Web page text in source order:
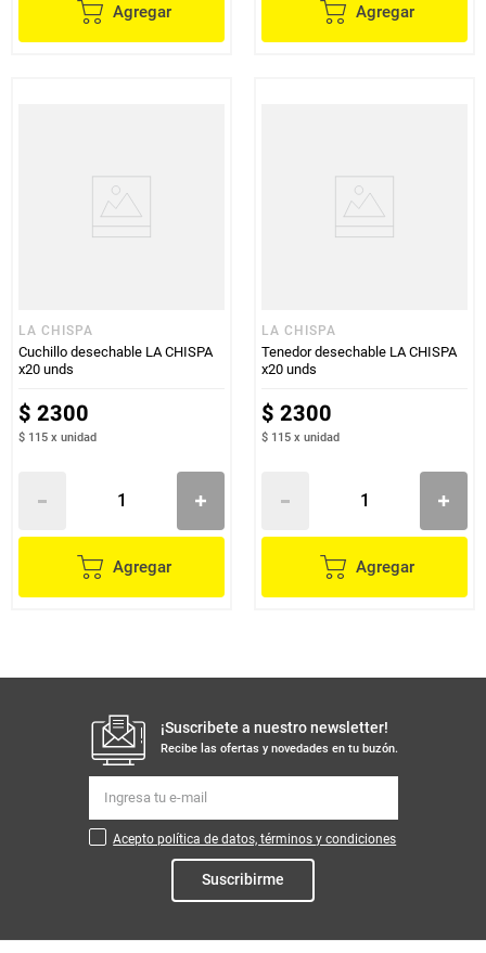
Agregar Agregar
LA CHISPA
Cuchillo desechable LA CHISPA
x20 unds
$ 2300
$ 115 x unidad
Agregar
LA CHISPA
Tenedor desechable LA CHISPA
x20 unds
$ 2300
$ 115 x unidad
Agregar
¡Suscribete a nuestro newsletter!
Recibe las ofertas y novedades en tu buzón.
Acepto política de datos, términos y condiciones
Suscribirme